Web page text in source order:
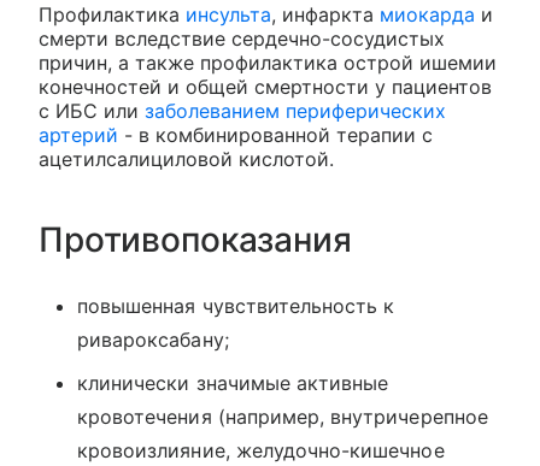
Профилактика инсульта, инфаркта миокарда и
смерти вследствие сердечно-сосудистых
причин, а также профилактика острой ишемии
конечностей и общей смертности у пациентов
с ИБС или заболеванием периферических
артерий - в комбинированной терапии с
ацетилсалициловой кислотой.
Противопоказания
повышенная чувствительность к
ривароксабану;
клинически значимые активные
кровотечения (например, внутричерепное
кровоизлияние, желудочно-кишечное